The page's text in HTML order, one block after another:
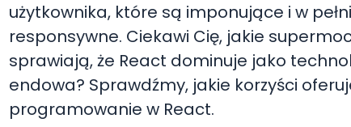
użytkownika, które są imponujące i w pełni
responsywne. Ciekawi Cię, jakie
sprawiają, że React dominuje jako
endowa? Sprawdźmy, jakie korzyści
programowanie w React.